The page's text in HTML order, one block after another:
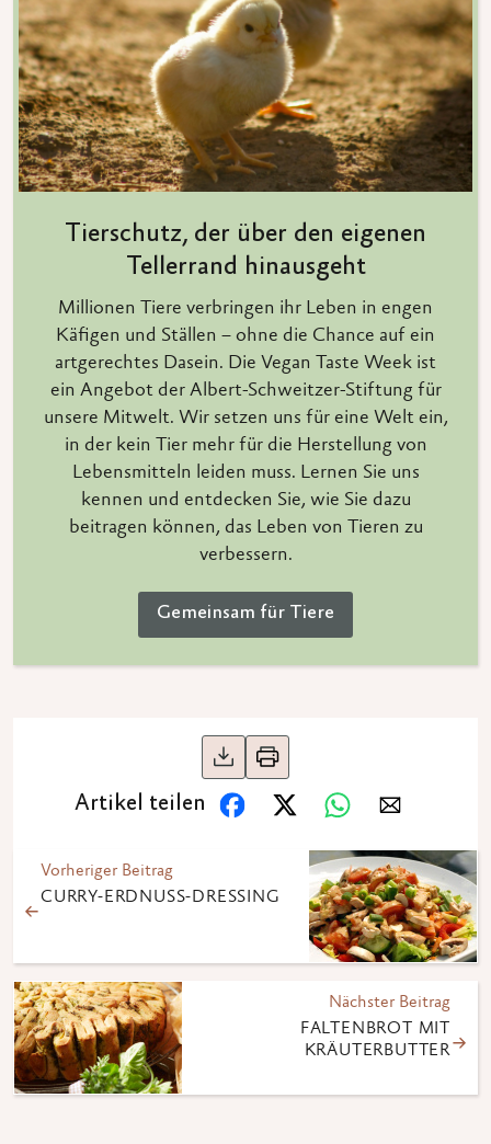
Tierschutz, der über den eigenen
Tellerrand hinausgeht
Millionen Tiere verbringen ihr Leben in engen
Käfigen und Ställen – ohne die Chance auf ein
artgerechtes Dasein. Die Vegan Taste Week ist
ein Angebot der Albert-Schweitzer-Stiftung für
unsere Mitwelt. Wir setzen uns für eine Welt ein,
in der kein Tier mehr für die Herstellung von
Lebensmitteln leiden muss. Lernen Sie uns
kennen und entdecken Sie, wie Sie dazu
beitragen können, das Leben von Tieren zu
verbessern.
Gemeinsam für Tiere
Artikel teilen
Vorheriger Beitrag
CURRY-ERDNUSS-DRESSING
Nächster Beitrag
FALTENBROT MIT
KRÄUTERBUTTER